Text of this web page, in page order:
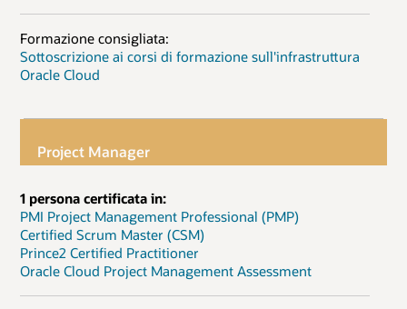
Formazione consigliata:
Sottoscrizione ai corsi di formazione sull'infrastruttura
Oracle Cloud
Project Manager
1 persona certificata in:
PMI Project Management Professional (PMP)
Certified Scrum Master (CSM)
Prince2 Certified Practitioner
Oracle Cloud Project Management Assessment